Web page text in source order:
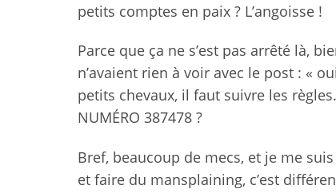
petits comptes en paix ? L’angoisse !
Parce que ça ne s’est pas arrêté là,
n’avaient rien à voir avec le post : «
petits chevaux, il faut suivre les règles…
NUMÉRO 387478 ?
Bref, beaucoup de mecs, et je me
et faire du mansplaining, c’est